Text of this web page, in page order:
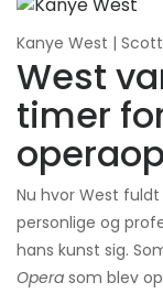
Kanye West |
West
timer
Nu hvor West
personlige og
hans kunst sig.
Opera som blev